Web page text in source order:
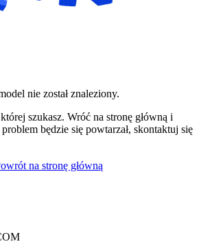
nie został znaleziony.
szukasz. Wróć na stronę główną i
będzie się powtarzał, skontaktuj się
na stronę główną